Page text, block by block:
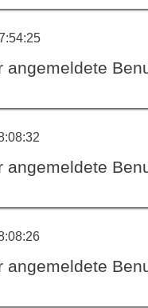
angemeldete
angemeldete
angemeldete